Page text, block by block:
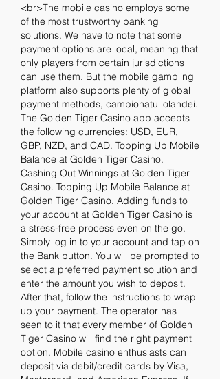
<br>The mobile casino employs some
of the most trustworthy banking
solutions. We have to note that some
payment options are local, meaning that
only players from certain jurisdictions
can use them. But the mobile gambling
platform also supports plenty of global
payment methods, campionatul olandei.
The Golden Tiger Casino app accepts
the following currencies: USD, EUR,
GBP, NZD, and CAD. Topping Up Mobile
Balance at Golden Tiger Casino.
Cashing Out Winnings at Golden Tiger
Casino. Topping Up Mobile Balance at
Golden Tiger Casino. Adding funds to
your account at Golden Tiger Casino is
a stress-free process even on the go.
Simply log in to your account and tap on
the Bank button. You will be prompted to
select a preferred payment solution and
enter the amount you wish to deposit.
After that, follow the instructions to wrap
up your payment. The operator has
seen to it that every member of Golden
Tiger Casino will find the right payment
option. Mobile casino enthusiasts can
deposit via debit/credit cards by Visa,